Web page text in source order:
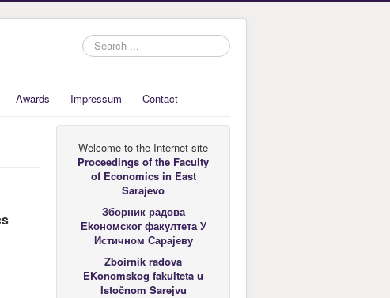
Search
...
Awards Impressum Contact
Welcome to the Internet site
Proceedings of the Faculty
of Economics in East
Sarajevo
Зборник радова
Еkономског факултета У
Истичном Сарајеву
Zboirnik radova
EKonomskog fakulteta u
Istočnom Sarejvu